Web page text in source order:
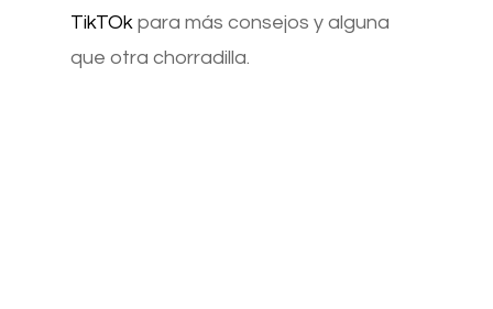
TikTOk para más consejos y alguna
que otra chorradilla.